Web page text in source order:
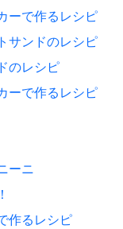
ーで作るレシピ
サンドのレシピ
のレシピ
ーで作るレシピ
ーニ
作るレシピ